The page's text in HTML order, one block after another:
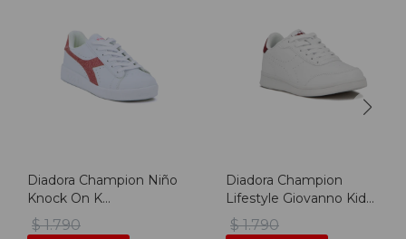
Diadora Champion Niño
Knock On K
Blanco/rosado - Blanco-
rosado
$ 1.790
Diadora Champion
Lifestyle Giovanno Kids
- Blanco/rojo - Blanco-
rojo
$ 1.790